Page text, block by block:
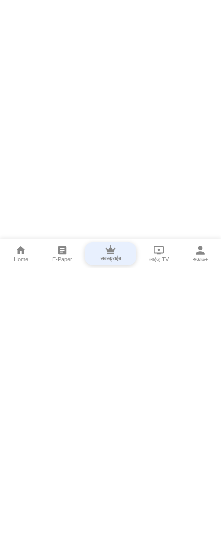
Home E-Paper सबस्क्राईब लाईव्ह TV सकाळ+